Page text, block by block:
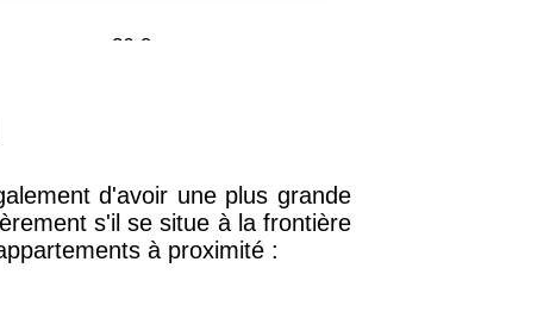
36 €
32 €
d'avoir une plus grande
s'il se situe à la frontière
à proximité :